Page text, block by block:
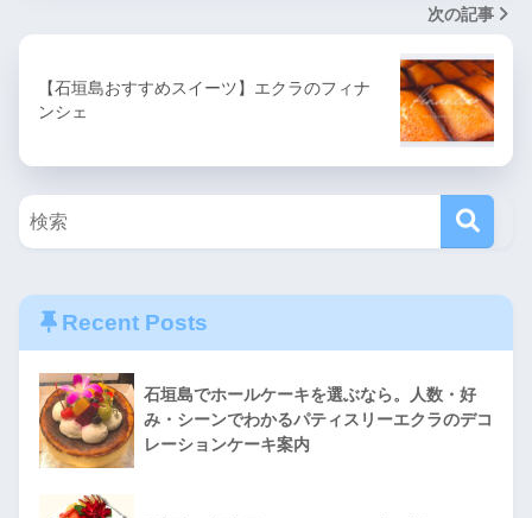
次の記事
【石垣島おすすめスイーツ】エクラのフィナ
ンシェ
Recent Posts
石垣島でホールケーキを選ぶなら。人数・好
み・シーンでわかるパティスリーエクラのデコ
レーションケーキ案内